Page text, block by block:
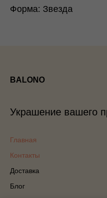
Форма: Звезда
BALONO
Украшение вашего
Главная
Контакты
Доставка
Блог